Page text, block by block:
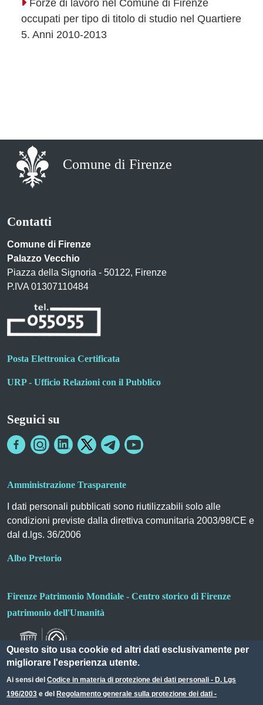
Forze di lavoro nel Comune di Firenze
occupati per tipo di titolo di studio nel Quartiere
5. Anni 2010-2013
Comune di Firenze
Contatti
Comune di Firenze
Palazzo Vecchio
Piazza della Signoria - 50122, Firenze
P.IVA 01307110484
Posta Elettronica Certificata
URP - Ufficio Relazioni con il Pubblico
Seguici su
Amministrazione Trasparente
I dati personali pubblicati sono riutilizzabili solo alle
condizioni previste dalla direttiva comunitaria 2003/98/CE e
dal d.lgs. 36/2006
Albo Pretorio
Firenze Patrimonio Mondiale - Centro storico di Firenze
patrimonio dell'Umanità
Small prints
Useful links section
Questo sito usa cookie ed altri dati esclusivamente per
migliorare l'esperienza utente.
Ai sensi delCodice in materia di protezione dei dati personali - D. Lgs
196/2003 e del Regolamento generale sulla protezione dei dati -